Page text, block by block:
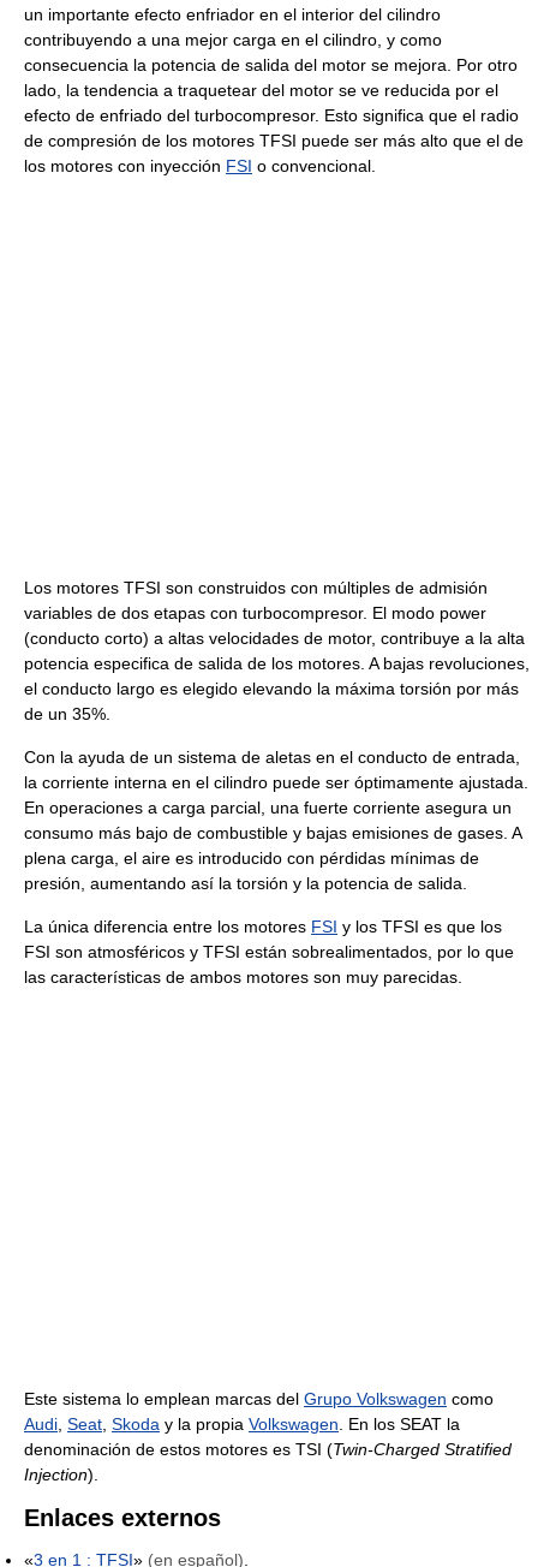
un importante efecto enfriador en el interior del cilindro
contribuyendo a una mejor carga en el cilindro, y como
consecuencia la potencia de salida del motor se mejora. Por otro
lado, la tendencia a traquetear del motor se ve reducida por el
efecto de enfriado del turbocompresor. Esto significa que el radio
de compresión de los motores TFSI puede ser más alto que el de
los motores con inyección FSI o convencional.
Los motores TFSI son construidos con múltiples de admisión
variables de dos etapas con turbocompresor. El modo power
(conducto corto) a altas velocidades de motor, contribuye a la alta
potencia especifica de salida de los motores. A bajas revoluciones,
el conducto largo es elegido elevando la máxima torsión por más
de un 35%.
Con la ayuda de un sistema de aletas en el conducto de entrada,
la corriente interna en el cilindro puede ser óptimamente ajustada.
En operaciones a carga parcial, una fuerte corriente asegura un
consumo más bajo de combustible y bajas emisiones de gases. A
plena carga, el aire es introducido con pérdidas mínimas de
presión, aumentando así la torsión y la potencia de salida.
La única diferencia entre los motores FSI y los TFSI es que los
FSI son atmosféricos y TFSI están sobrealimentados, por lo que
las características de ambos motores son muy parecidas.
Este sistema lo emplean marcas del Grupo Volkswagen como
Audi Seat Skoda y la propia Volkswagen . En los SEAT la
denominación de estos motores es TSI (Twin-Charged Stratified
Injection).
Enlaces externos
«3 en 1 : TFSI» (en español)